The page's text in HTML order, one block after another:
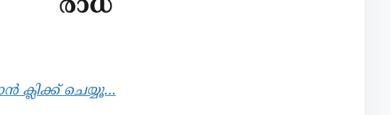
രാധ
ക്ലിക്ക് ചെയ്യൂ…